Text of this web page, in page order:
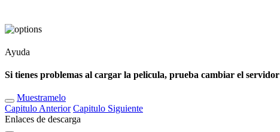
Ayuda
Si tienes problemas al cargar la pelicula, prueba cambiar el servidor
Muestramelo
Capitulo Anterior Capitulo Siguiente
Enlaces de descarga